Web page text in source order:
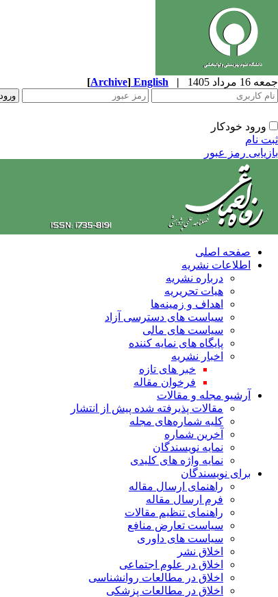
جمعه 16 مرداد 1405 |
English
[Archive]
ورود خودکار
ثبت نام
بازیابی رمز عبور
صفحه اصلی
اطلاعات نشریه
درباره نشریه
هیات تحریریه
اهداف و زمینه‌ها
سیاست های دسترسی آزاد
سیاست های مالی
پایگاه های نمایه کننده
اخبار نشریه
خبر های تازه
فرخوان مقاله
آرشیو مجله و مقالات
مقالات پذیرفته شده پیش از انتشار
کلیه شماره‌های مجله
آخرین شماره
نمایه نویسندگان
نمایه واژه های کلیدی
برای نویسندگان
راهنمای ارسال مقاله
فرم ارسال مقاله
راهنمای تنظیم مقالات
سیاست تعارض منافع
سیاست های داوری
اخلاق نشر
اخلاق در علوم اجتماعی
اخلاق در مطالعات روانشناسی
اخلاق در مطالعات پزشکی